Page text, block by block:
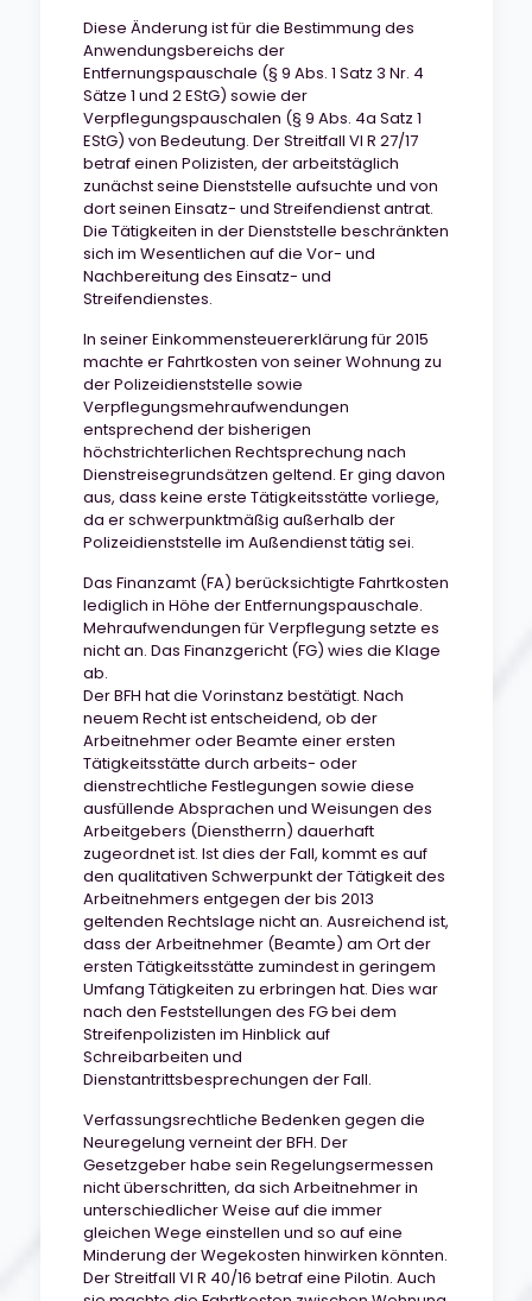
Diese Änderung ist für die Bestimmung des
Anwendungsbereichs der
Entfernungspauschale (§ 9 Abs. 1 Satz 3 Nr. 4
Sätze 1 und 2 EStG) sowie der
Verpflegungspauschalen (§ 9 Abs. 4a Satz 1
EStG) von Bedeutung. Der Streitfall VI R 27/17
betraf einen Polizisten, der arbeitstäglich
zunächst seine Dienststelle aufsuchte und von
dort seinen Einsatz- und Streifendienst antrat.
Die Tätigkeiten in der Dienststelle beschränkten
sich im Wesentlichen auf die Vor- und
Nachbereitung des Einsatz- und
Streifendienstes.
In seiner Einkommensteuererklärung für 2015
machte er Fahrtkosten von seiner Wohnung zu
der Polizeidienststelle sowie
Verpflegungsmehraufwendungen
entsprechend der bisherigen
höchstrichterlichen Rechtsprechung nach
Dienstreisegrundsätzen geltend. Er ging davon
aus, dass keine erste Tätigkeitsstätte vorliege,
da er schwerpunktmäßig außerhalb der
Polizeidienststelle im Außendienst tätig sei.
Das Finanzamt (FA) berücksichtigte Fahrtkosten
lediglich in Höhe der Entfernungspauschale.
Mehraufwendungen für Verpflegung setzte es
nicht an. Das Finanzgericht (FG) wies die Klage
ab.
Der BFH hat die Vorinstanz bestätigt. Nach
neuem Recht ist entscheidend, ob der
Arbeitnehmer oder Beamte einer ersten
Tätigkeitsstätte durch arbeits- oder
dienstrechtliche Festlegungen sowie diese
ausfüllende Absprachen und Weisungen des
Arbeitgebers (Dienstherrn) dauerhaft
zugeordnet ist. Ist dies der Fall, kommt es auf
den qualitativen Schwerpunkt der Tätigkeit des
Arbeitnehmers entgegen der bis 2013
geltenden Rechtslage nicht an. Ausreichend ist,
dass der Arbeitnehmer (Beamte) am Ort der
ersten Tätigkeitsstätte zumindest in geringem
Umfang Tätigkeiten zu erbringen hat. Dies war
nach den Feststellungen des FG bei dem
Streifenpolizisten im Hinblick auf
Schreibarbeiten und
Dienstantrittsbesprechungen der Fall.
Verfassungsrechtliche Bedenken gegen die
Neuregelung verneint der BFH. Der
Gesetzgeber habe sein Regelungsermessen
nicht überschritten, da sich Arbeitnehmer in
unterschiedlicher Weise auf die immer
gleichen Wege einstellen und so auf eine
Minderung der Wegekosten hinwirken könnten.
Der Streitfall VI R 40/16 betraf eine Pilotin. Auch